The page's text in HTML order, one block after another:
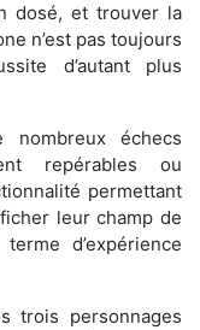
dosé, et trouver la
n’est pas toujours
d’autant plus
échecs
repérables ou
permettant
leur champ de
d’expérience
trois personnages